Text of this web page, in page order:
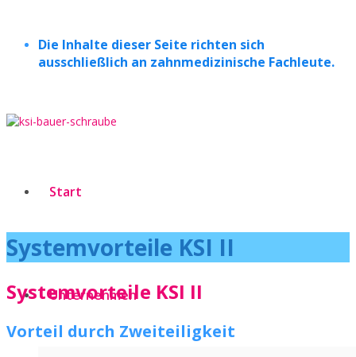
Die Inhalte dieser Seite richten sich
ausschließlich an zahnmedizinische Fachleute.
Start
Unternehmen
Systemvorteile KSI II
Systemvorteile KSI II
Vorteil durch Zweiteiligkeit